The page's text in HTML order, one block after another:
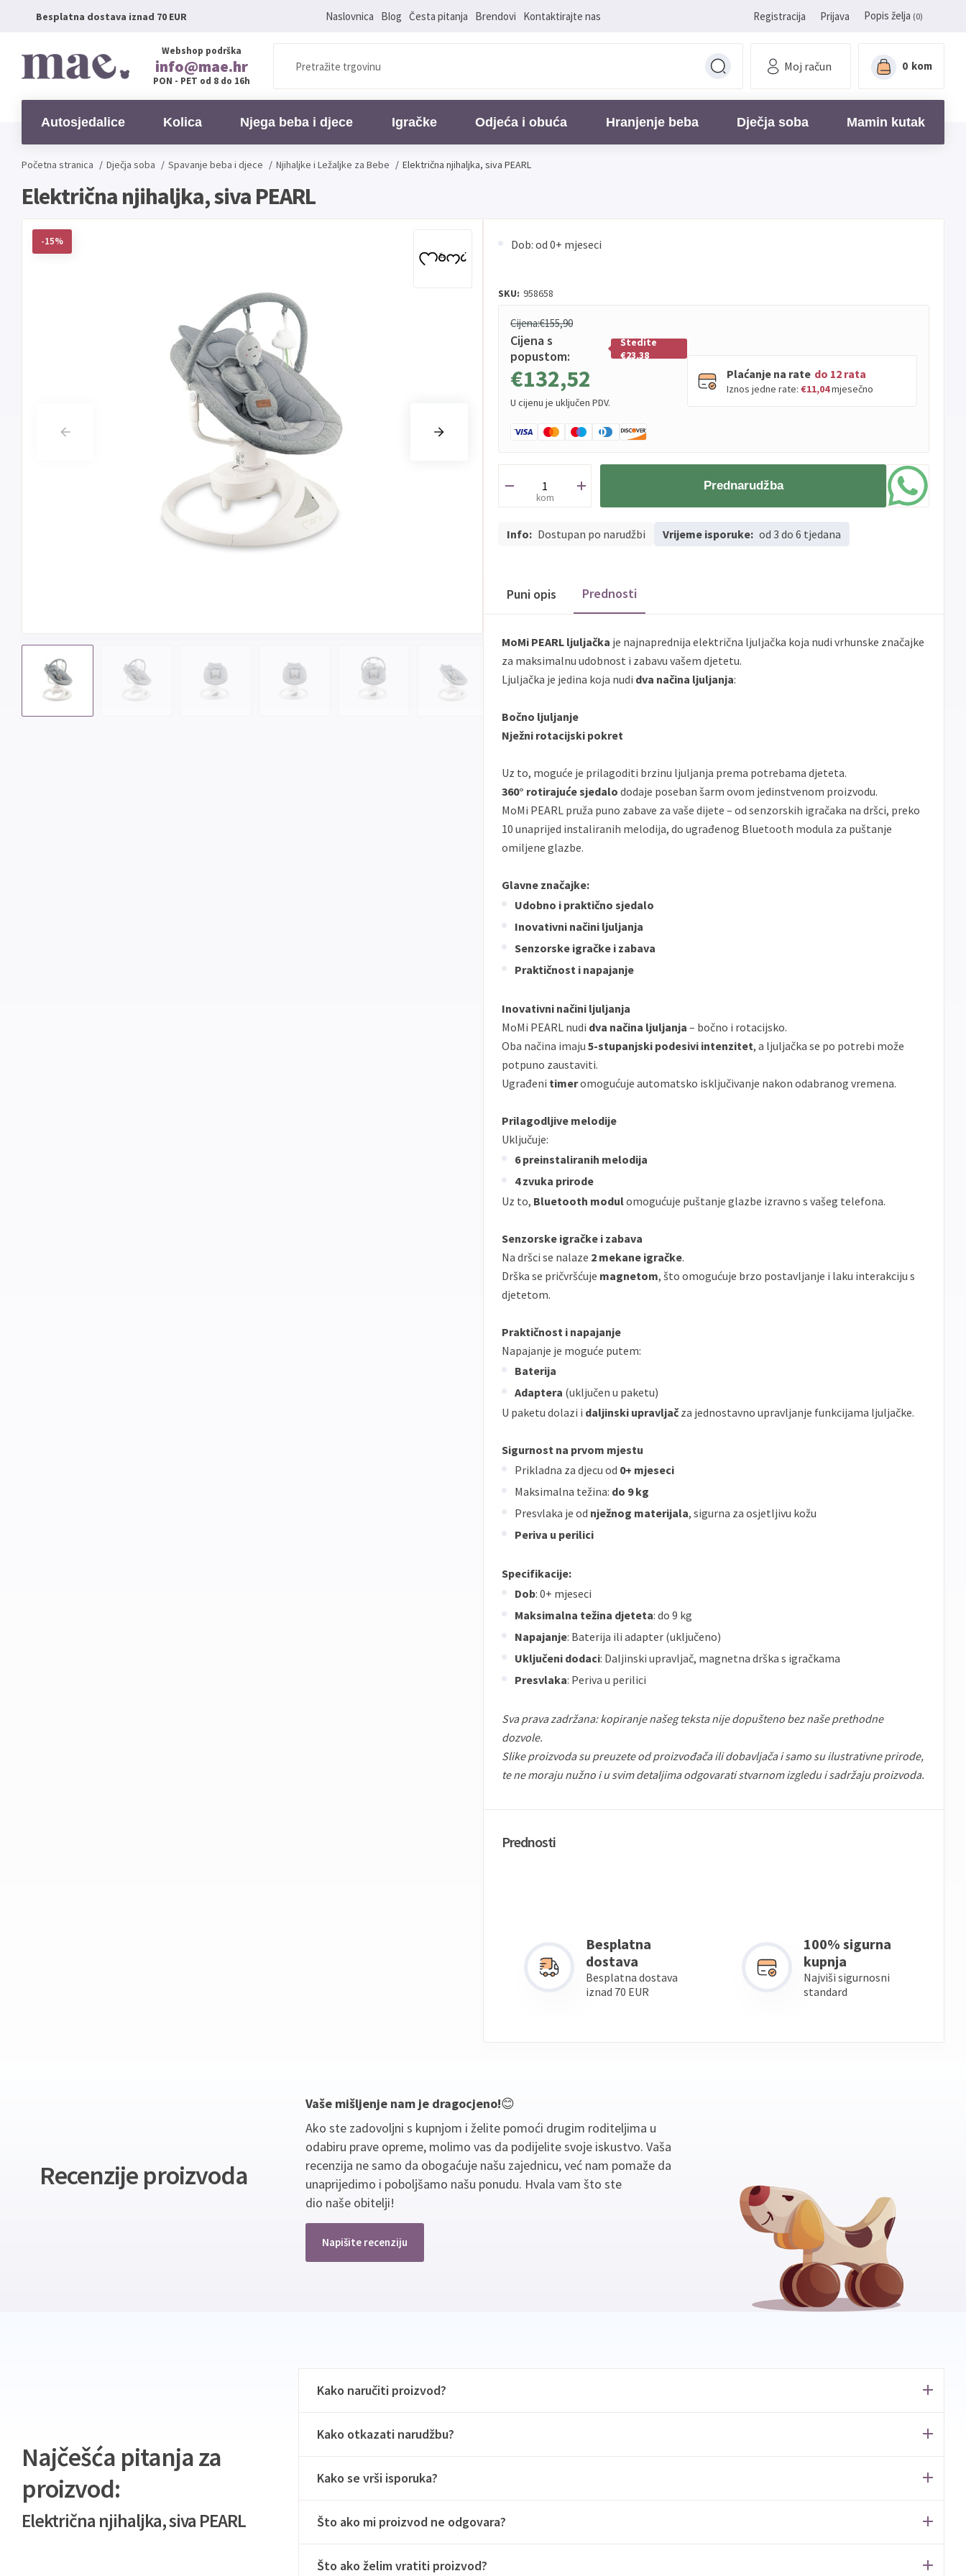
Besplatna dostava iznad 70 EUR Naslovnica Blog Česta pitanja Brendovi Kontaktirajte nas Registracija Prijava Popis želja (0)
Webshop podrška
info@mae.hr
PON - PET od 8 do 16h
Moj račun 0 kom
Autosjedalice Kolica Njega beba i djece Igračke Odjeća i obuća Hranjenje beba Dječja soba Mamin kutak
Početna stranica / Dječja soba / Spavanje beba i djece / Njihaljke i Ležaljke za Bebe / Električna njihaljka, siva PEARL
Električna njihaljka, siva PEARL
-15% Dob: od 0+ mjeseci
SKU: 958658
Cijena:€155,90
Cijena s
popustom:
€132,52
Štedite
€23,38
U cijenu je uključen PDV.
Plaćanje na rate do 12 rata
Iznos jedne rate: €11,04mjesečno
PBZ do12rata
Erste Diners
rata
Erste
Master
banke
Master Jednokratno
Sve
kom
Prednarudžba
Info: Dostupan po narudžbi Vrijeme isporuke: od 3 do 6 tjedana
Puni opis Prednosti
MoMi PEARL ljuljačka je najnaprednija električna ljuljačka koja nudi vrhunske značajke
za maksimalnu udobnost i zabavu vašem djetetu.
Ljuljačka je jedina koja nudi dva načina ljuljanja:
Bočno ljuljanje
Nježni rotacijski pokret
Uz to, moguće je prilagoditi brzinu ljuljanja prema potrebama djeteta.
360° rotirajuće sjedalo dodaje poseban šarm ovom jedinstvenom proizvodu.
MoMi PEARL pruža puno zabave za vaše dijete – od senzorskih igračaka na dršci, preko
10 unaprijed instaliranih melodija, do ugrađenog Bluetooth modula za puštanje
omiljene glazbe.
Glavne značajke:
Udobno i praktično sjedalo
Inovativni načini ljuljanja
Senzorske igračke i zabava
Praktičnost i napajanje
Inovativni načini ljuljanja
MoMi PEARL nudi dva načina ljuljanja – bočno i rotacijsko.
Oba načina imaju 5-stupanjski podesivi intenzitet, a ljuljačka se po potrebi može
potpuno zaustaviti.
Ugrađeni timeromogućuje automatsko isključivanje nakon odabranog vremena.
Prilagodljive melodije
Uključuje:
6 preinstaliranih melodija
4 zvuka prirode
Uz to, Bluetooth modulomogućuje puštanje glazbe izravno s vašeg telefona.
Senzorske igračke i zabava
Na dršci se nalaze 2 mekane igračke.
Drška se pričvršćuje magnetom, što omogućuje brzo postavljanje i laku interakciju s
djetetom.
Praktičnost i napajanje
Napajanje je moguće putem:
Baterija
Adaptera (uključen u paketu)
U paketu dolazi i daljinski upravljačza jednostavno upravljanje funkcijama ljuljačke.
Sigurnost na prvom mjestu
Prikladna za djecu od 0+ mjeseci
Maksimalna težina: do 9 kg
Presvlaka je od nježnog materijala, sigurna za osjetljivu kožu
Periva u perilici
Specifikacije:
Dob: 0+ mjeseci
Maksimalna težina djeteta: do 9 kg
Napajanje: Baterija ili adapter (uključeno)
Uključeni dodaci: Daljinski upravljač, magnetna drška s igračkama
Presvlaka: Periva u perilici
Sva prava zadržana: kopiranje našeg teksta nije dopušteno bez naše prethodne
dozvole.
Slike proizvoda su preuzete od proizvođača ili dobavljača i samo su ilustrativne prirode,
te ne moraju nužno i u svim detaljima odgovarati stvarnom izgledu i sadržaju proizvoda.
Prednosti
Besplatna
dostava
Besplatna dostava
iznad 70 EUR
100% sigurna
kupnja
Najviši sigurnosni
standard
Recenzije proizvoda
Vaše mišljenje nam je dragocjeno!😊
Ako ste zadovoljni s kupnjom i želite pomoći drugim roditeljima u
odabiru prave opreme, molimo vas da podijelite svoje iskustvo. Vaša
recenzija ne samo da obogaćuje našu zajednicu, već nam pomaže da
unaprijedimo i poboljšamo našu ponudu. Hvala vam što ste
dio naše obitelji!
Napišite recenziju
Najčešća pitanja za
proizvod:
Električna njihaljka, siva PEARL
Kako naručiti proizvod?
Kako otkazati narudžbu?
Kako se vrši isporuka?
Što ako mi proizvod ne odgovara?
Što ako želim vratiti proizvod?